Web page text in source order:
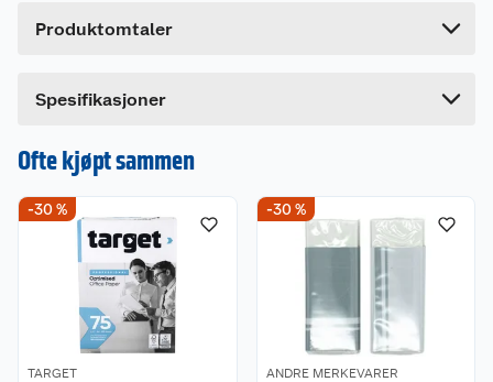
Produktomtaler
Dette produktet har ikke fått noen omtale ennå.
en omtale.
Spesifikasjoner
Lengde
Ofte kjøpt sammen
-30 %
TARGET
-30 %
ANDRE MERKEVARER